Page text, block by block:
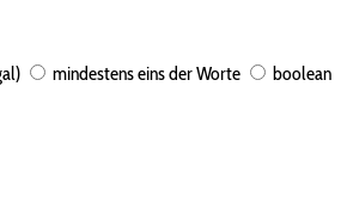
mindestens eins der Worte boolean